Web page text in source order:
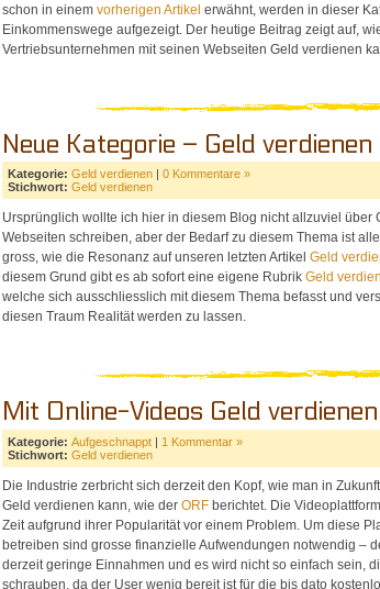
schon in einem vorherigen Artikel erwähnt, werden in dieser
Einkommenswege aufgezeigt. Der heutige Beitrag zeigt auf,
Vertriebsunternehmen mit seinen Webseiten Geld verdienen
Neue Kategorie – Geld verdienen
Kategorie: Geld verdienen
0 Kommentare »
Stichwort: Geld verdienen
Ursprünglich wollte ich hier in diesem Blog nicht allzuviel über
Webseiten schreiben, aber der Bedarf zu diesem Thema ist
gross, wie die Resonanz auf unseren letzten Artikel Geld
diesem Grund gibt es ab sofort eine eigene Rubrik Geld
welche sich ausschliesslich mit diesem Thema befasst und
diesen Traum Realität werden zu lassen.
Mit Online-Videos Geld verdienen
Kategorie: Aufgeschnappt | 1 Kommentar »
Stichwort: Geld verdienen
Die Industrie zerbricht sich derzeit den Kopf, wie man in
Geld verdienen kann, wie der ORF berichtet. Die
Zeit aufgrund ihrer Popularität vor einem Problem. Um diese
betreiben sind grosse finanzielle Aufwendungen notwendig –
derzeit geringe Einnahmen und es wird nicht so einfach sein,
schrauben, da der User wenig bereit ist für die bis dato